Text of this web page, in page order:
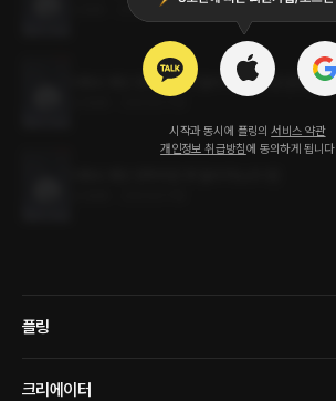
시작과 동시에 플링의 서비스 약관
개인정보 취급방침에 동의하게 됩니다
2023.07.18
다정도 병인 양하여 잠 못 들어 하노라 2권 (완결)
플링
크리에이터